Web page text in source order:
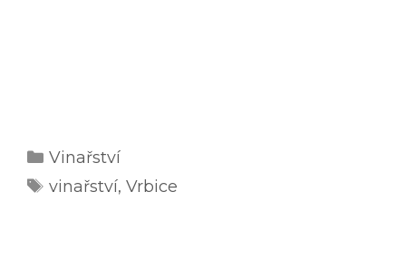
Rubriky
Vinařství
Štítky
vinařství, Vrbice